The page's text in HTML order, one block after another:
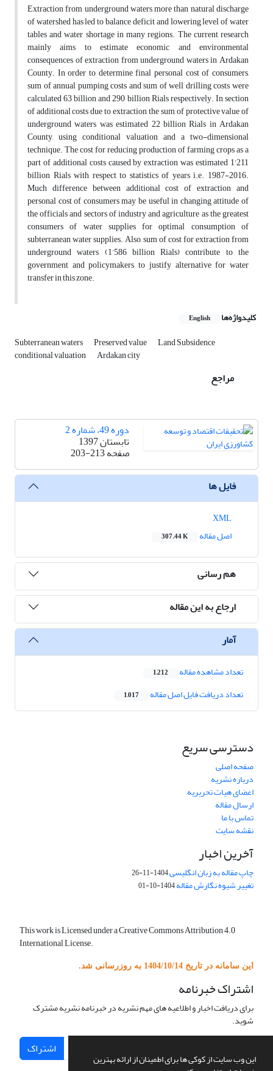
این وب سایت از کوکی ها برای اطمینان از ارائه بهترین
Extraction from underground waters more than natural discharge
of watershed has led to balance deficit and lowering level of water
tables and water shortage in many regions. The current research
mainly aims to estimate economic and environmental
consequences of extraction from underground waters in Ardakan
County. In order to determine final personal cost of consumers,
sum of annual pumping costs and sum of well drilling costs were
calculated 63 billion and 290 billion Rials respectively. In section
of additional costs due to extraction, the sum of protective value of
underground waters was estimated 22 billion Rials in Ardakan
County, using conditional valuation and a two-dimensional
technique. The cost for reducing production of farming crops as a
part of additional costs caused by extraction was estimated 1’211
billion Rials with respect to statistics of years i.e. 1987-2016.
Much difference between additional cost of extraction and
personal cost of consumers may be useful in changing attitude of
the officials and sectors of industry and agriculture as the greatest
consumers of water supplies for optimal consumption of
subterranean water supplies. Also, sum of cost for extraction from
underground waters (1’586 billion Rials) contribute to the
government and policymakers to justify alternative for water
transfer in this zone.
کلیدواژه‌ها English
Subterranean waters Preserved value Land Subsidence
conditional valuation Ardakan city
مراجع
دوره 49، شماره 2
تابستان 1397
صفحه203-213
فایل ها
اصل مقاله
307.44 K
هم رسانی
ارجاع به این مقاله
آمار
تعداد مشاهده مقاله 1,212
تعداد دریافت فایل اصل مقاله 1,017
دسترسی سریع
صفحه اصلی
درباره نشریه
اعضای هیات تحریریه
ارسال مقاله
تماس با ما
نقشه سایت
آخرین اخبار
چاپ مقاله به زبان انگلیسی1404-11-26
تغییر شیوه نگارش مقاله1404-10-01
This work is Licensed under a Creative Commons Attribution 4.0
International License.
این سامانه در تاریخ 1404/10/14 به روزرسانی شد.
اشتراک خبرنامه
برای دریافت اخبار و اطلاعیه های مهم نشریه در خبرنامه نشریه مشترک
شوید.
اشتراک